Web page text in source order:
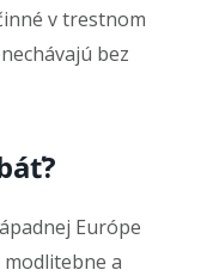
v trestnom
bez
Európe
modlitebne a